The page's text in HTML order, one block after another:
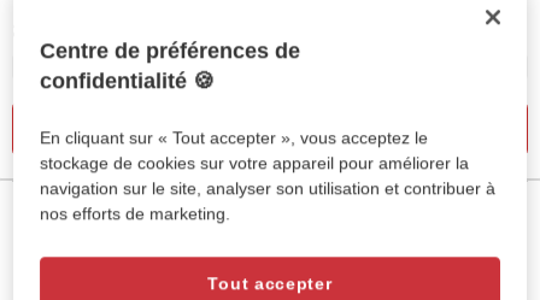
avec
8.99€
19.99€
Ajouter au panier
Centre de préférences de
confidentialité 🍪
En cliquant sur « Tout accepter », vous acceptez le
stockage de cookies sur votre appareil pour améliorer la
navigation sur le site, analyser son utilisation et contribuer à
nos efforts de marketing.
Tout accepter